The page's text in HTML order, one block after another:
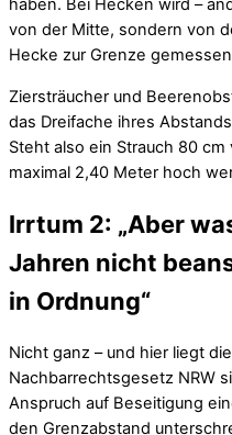
haben. Bei Hecken wird –
von der Mitte, sondern von
Hecke zur Grenze
Ziersträucher und
das Dreifache ihres
Steht also ein Strauch 80
maximal 2,40 Meter hoch
Irrtum 2: „Aber
Jahren nicht
in Ordnung“
Nicht ganz – und hier liegt
Nachbarrechtsgesetz NRW
Anspruch auf Beseitigung
den Grenzabstand